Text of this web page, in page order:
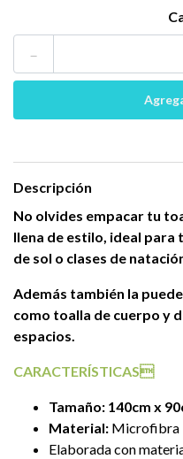
-
Descripción
No olvides empacar tu
llena de estilo, ideal para
de sol o clases de
Además también la
como toalla de cuerpo y
espacios.
CARACTERÍSTICAS
Tamaño: 140cm x
Material: Microfibra
Elaborada con